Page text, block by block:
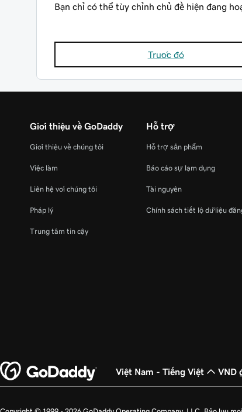
Bạn chỉ có thể tùy chỉnh chủ đề hiện đang
Trước đó
Giới thiệu về GoDaddy
Giới thiệu về chúng tôi
Việc làm
Liên hệ với chúng tôi
Pháp lý
Trung tâm tin cậy
Hỗ trợ
Hỗ trợ sản phẩm
Báo cáo sự lạm dụng
Tài nguyên
Chính sách tiết lộ dữ liệu
Việt Nam - Tiếng Việt VND